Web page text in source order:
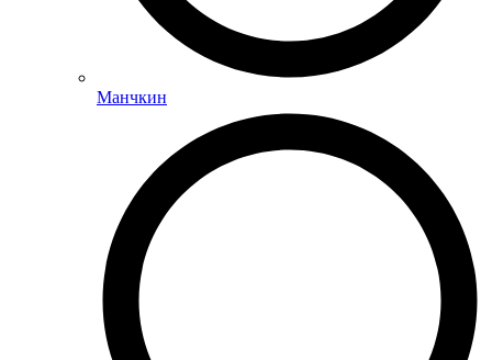
Манчкин